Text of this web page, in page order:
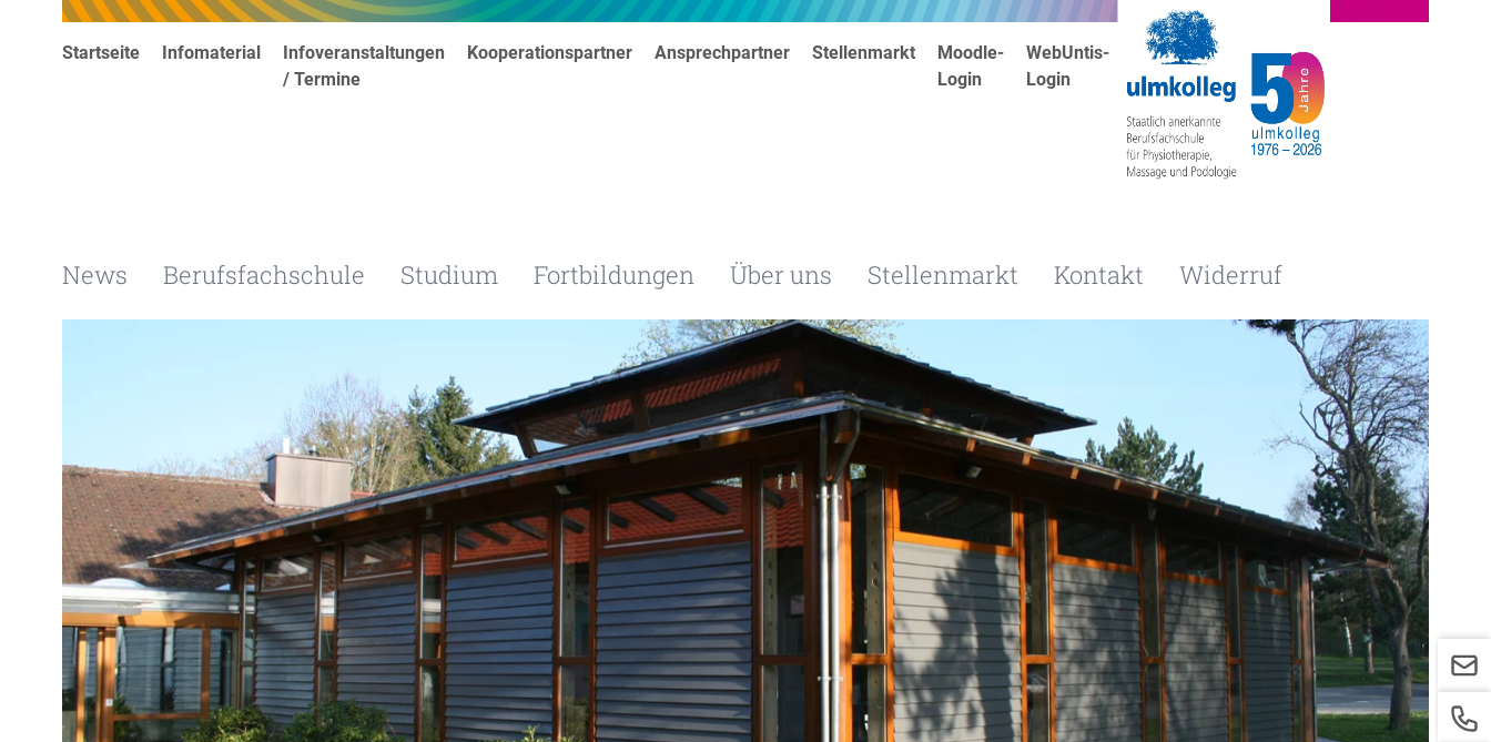
Startseite Infomaterial
Infoveranstaltungen
/ Termine
Kooperationspartner Ansprechpartner Stellenmarkt
Moodle-
Login
WebUntis-
Login
News Berufsfachschule Studium Fortbildungen Über uns Stellenmarkt Kontakt Widerruf